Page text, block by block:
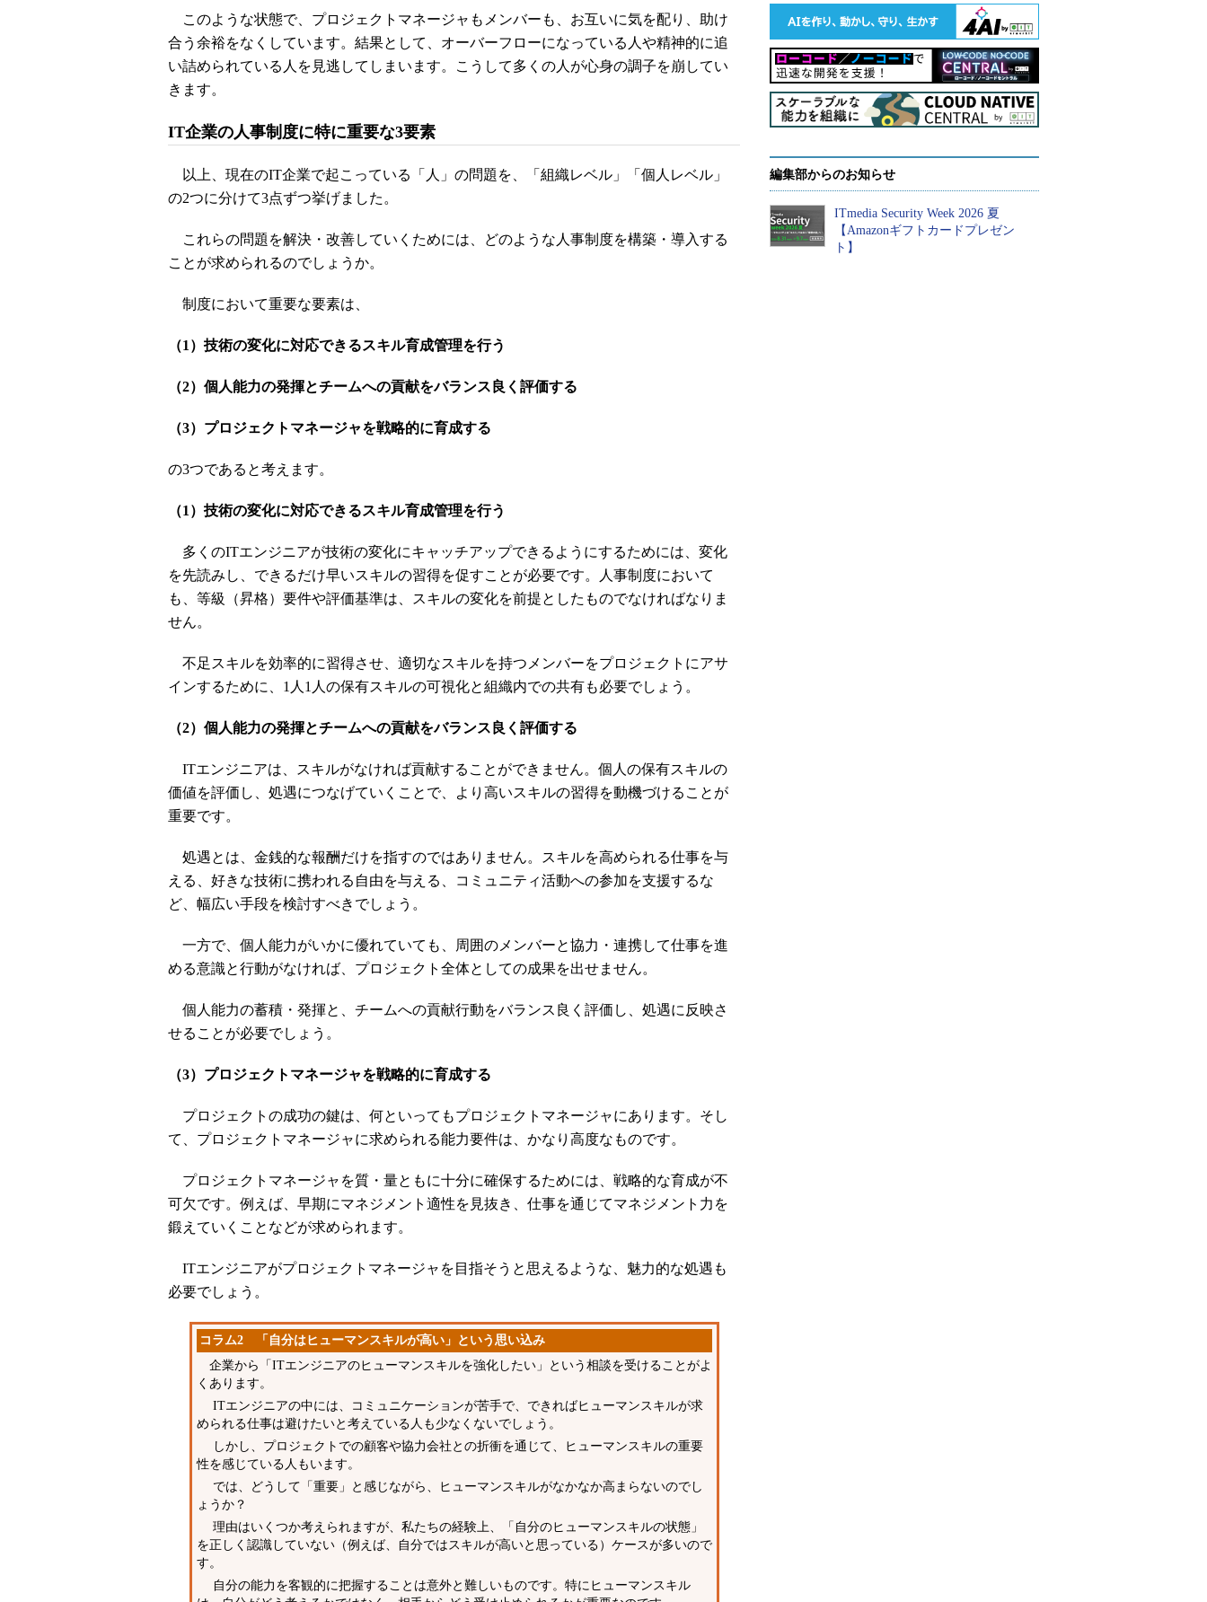
このような状態で、プロジェクトマネージャもメンバーも、お互いに気を配り、助け
合う余裕をなくしています。結果として、オーバーフローになっている人や精神的に追
い詰められている人を見逃してしまいます。こうして多くの人が心身の調子を崩してい
きます。
IT企業の人事制度に特に重要な3要素
以上、現在のIT企業で起こっている「人」の問題を、「組織レベル」「個人レベル」
の2つに分けて3点ずつ挙げました。
これらの問題を解決・改善していくためには、どのような人事制度を構築・導入する
ことが求められるのでしょうか。
制度において重要な要素は、
（1）技術の変化に対応できるスキル育成管理を行う
（2）個人能力の発揮とチームへの貢献をバランス良く評価する
（3）プロジェクトマネージャを戦略的に育成する
の3つであると考えます。
（1）技術の変化に対応できるスキル育成管理を行う
多くのITエンジニアが技術の変化にキャッチアップできるようにするためには、変化
を先読みし、できるだけ早いスキルの習得を促すことが必要です。人事制度において
も、等級（昇格）要件や評価基準は、スキルの変化を前提としたものでなければなりま
せん。
不足スキルを効率的に習得させ、適切なスキルを持つメンバーをプロジェクトにアサ
インするために、1人1人の保有スキルの可視化と組織内での共有も必要でしょう。
（2）個人能力の発揮とチームへの貢献をバランス良く評価する
ITエンジニアは、スキルがなければ貢献することができません。個人の保有スキルの
価値を評価し、処遇につなげていくことで、より高いスキルの習得を動機づけることが
重要です。
処遇とは、金銭的な報酬だけを指すのではありません。スキルを高められる仕事を与
える、好きな技術に携われる自由を与える、コミュニティ活動への参加を支援するな
ど、幅広い手段を検討すべきでしょう。
一方で、個人能力がいかに優れていても、周囲のメンバーと協力・連携して仕事を進
める意識と行動がなければ、プロジェクト全体としての成果を出せません。
個人能力の蓄積・発揮と、チームへの貢献行動をバランス良く評価し、処遇に反映さ
せることが必要でしょう。
（3）プロジェクトマネージャを戦略的に育成する
プロジェクトの成功の鍵は、何といってもプロジェクトマネージャにあります。そし
て、プロジェクトマネージャに求められる能力要件は、かなり高度なものです。
プロジェクトマネージャを質・量ともに十分に確保するためには、戦略的な育成が不
可欠です。例えば、早期にマネジメント適性を見抜き、仕事を通じてマネジメント力を
鍛えていくことなどが求められます。
ITエンジニアがプロジェクトマネージャを目指そうと思えるような、魅力的な処遇も
必要でしょう。
コラム2 「自分はヒューマンスキルが高い」という思い込み
企業から「ITエンジニアのヒューマンスキルを強化したい」という相談を受けることがよ
くあります。
ITエンジニアの中には、コミュニケーションが苦手で、できればヒューマンスキルが求
められる仕事は避けたいと考えている人も少なくないでしょう。
しかし、プロジェクトでの顧客や協力会社との折衝を通じて、ヒューマンスキルの重要
性を感じている人もいます。
では、どうして「重要」と感じながら、ヒューマンスキルがなかなか高まらないのでし
ょうか？
理由はいくつか考えられますが、私たちの経験上、「自分のヒューマンスキルの状態」
を正しく認識していない（例えば、自分ではスキルが高いと思っている）ケースが多いので
す。
自分の能力を客観的に把握することは意外と難しいものです。特にヒューマンスキル
編集部からのお知らせ
ITmedia Security Week 2026 夏
【Amazonギフトカードプレゼン
ト】